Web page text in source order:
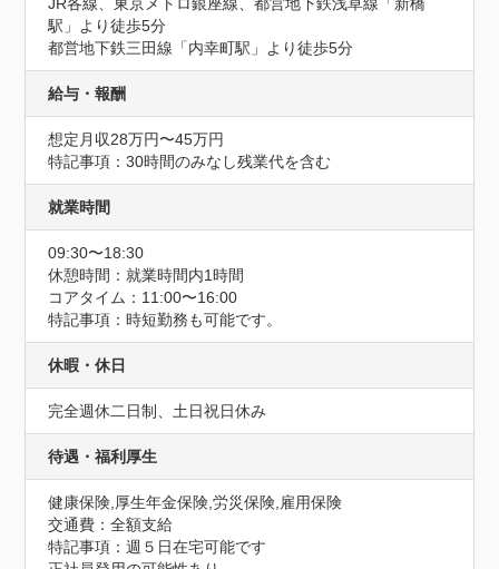
駅」より徒歩5分
都営地下鉄三田線「内幸町駅」より徒歩5分
給与・報酬
想定月収28万円〜45万円
特記事項：30時間のみなし残業代を含む
就業時間
09:30〜18:30
休憩時間：就業時間内1時間
コアタイム：11:00〜16:00
特記事項：時短勤務も可能です。
休暇・休日
完全週休二日制、土日祝日休み
待遇・福利厚生
健康保険,厚生年金保険,労災保険,雇用保険
交通費：全額支給
特記事項：週５日在宅可能です